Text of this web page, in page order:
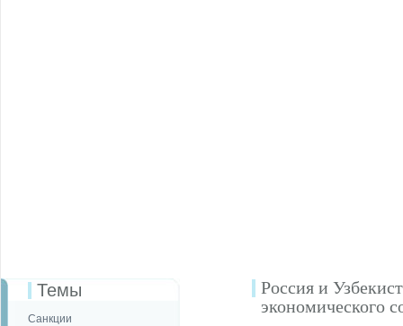
Темы
Санкции
Россия и
экономического